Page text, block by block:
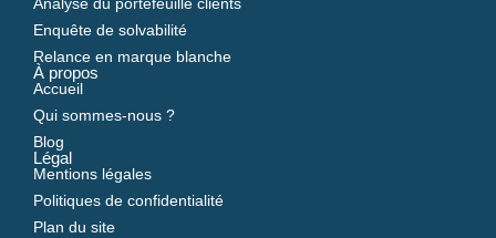
Enquête de solvabilité
Relance en marque blanche
À propos
Accueil
Qui sommes-nous ?
Blog
Légal
Mentions légales
Politiques de confidentialité
Plan du site